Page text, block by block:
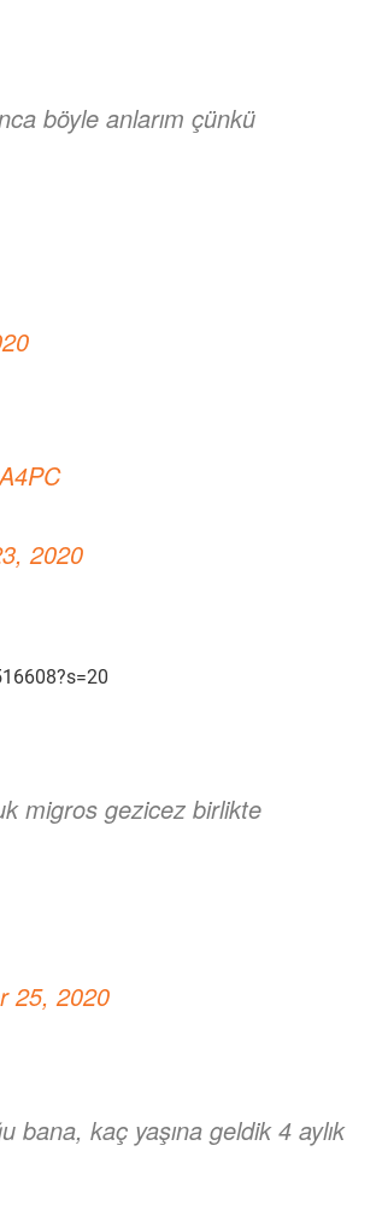
böyle anlarım çünkü
2020
migros gezicez birlikte
25, 2020
bana, kaç yaşına geldik 4 aylık